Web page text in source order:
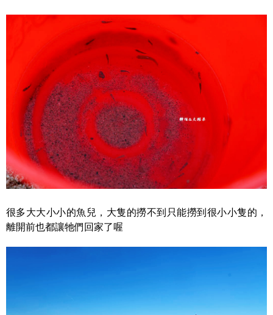
很多大大小小的魚兒，大隻的撈不到只能撈到很小小隻的，
離開前也都讓牠們回家了喔